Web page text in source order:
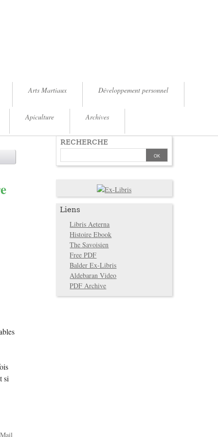
Arts Martiaux Développement personnel
Apiculture Archives
si
Mail
RECHERCHE
Liens
Libris Aeterna
Histoire Ebook
The Savoisien
Free PDF
Balder Ex-Libris
Aldebaran Video
PDF Archive